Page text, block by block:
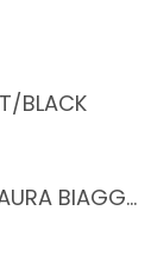
BLACK
Dámska kožená kabelka LAURA BIAGGI 944-PINK